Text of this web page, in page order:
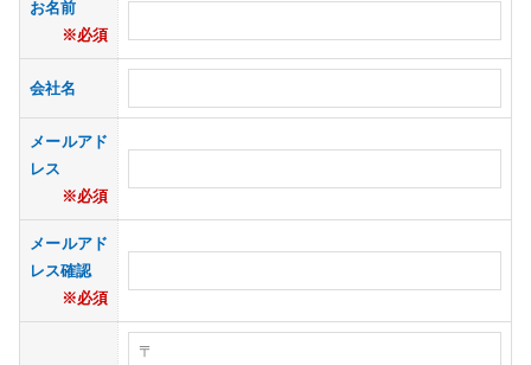
お名前
会社名
メールアド
レス
メールアド
レス確認